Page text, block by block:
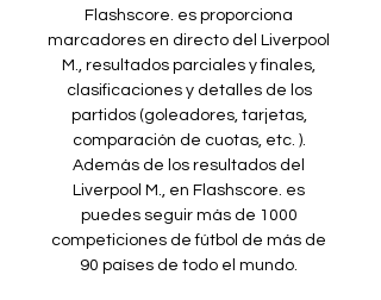
Flashscore. es proporciona
marcadores en directo del Liverpool
M., resultados parciales y finales,
clasificaciones y detalles de los
partidos (goleadores, tarjetas,
comparación de cuotas, etc. ).
Además de los resultados del
Liverpool M., en Flashscore. es
puedes seguir más de 1000
competiciones de fútbol de más de
90 países de todo el mundo.